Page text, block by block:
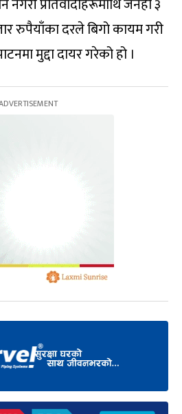
प्रतिवादीहरूमाथि जनही ३
रुपैयाँका दरले बिगो कायम गरी
मुद्दा दायर गरेको हो ।